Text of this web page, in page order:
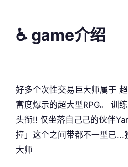
♿ game介绍
好多个次性交易巨大师属于
富度爆示的超大型RPG。 训
头衔!! 仅坐落自己己的伙伴
撞」这个之间带都不一型已...
大师